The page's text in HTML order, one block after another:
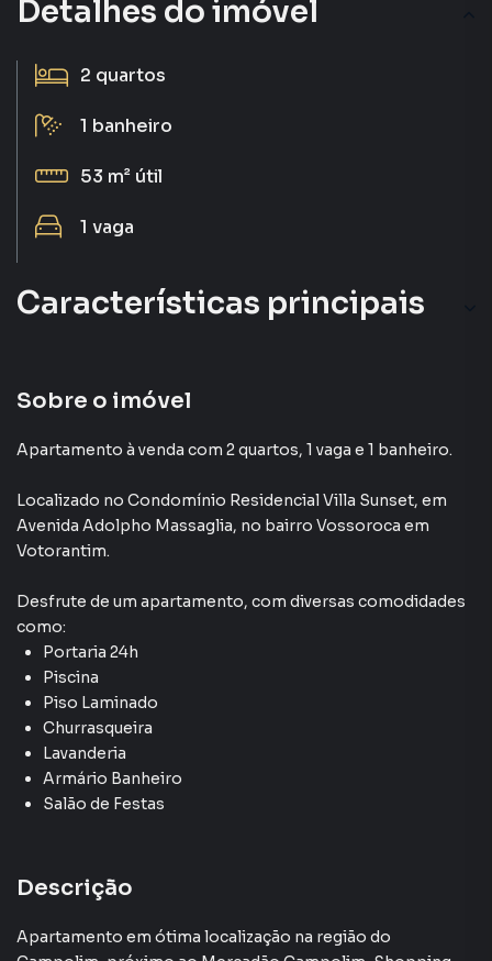
Detalhes do imóvel
2 quartos
1 banheiro
53 m² útil
1 vaga
Características principais
Portaria 24h
Piso Laminado
Armário Cozinha
Elevador
Sobre o imóvel
Apartamento à venda com 2 quartos, 1 vaga e 1 banheiro.
Localizado no Condomínio Residencial Villa Sunset, em
Avenida Adolpho Massaglia, no bairro Vossoroca em
Votorantim.
Desfrute de um apartamento, com diversas comodidades
como:
Portaria 24h
Piscina
Piso Laminado
Churrasqueira
Lavanderia
Armário Banheiro
Salão de Festas
Descrição
Apartamento em ótima localização na região do